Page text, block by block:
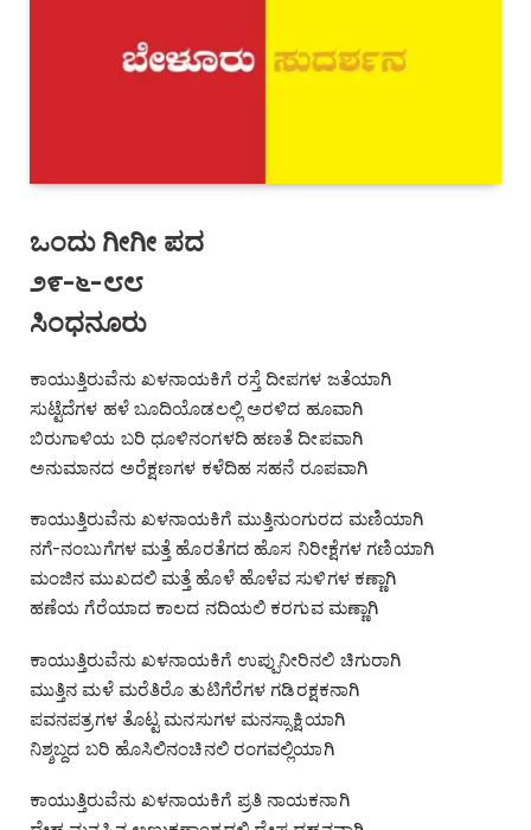
ಒಂದು ಗೀಗೀ ಪದ
೨೯-೬-೮೮
ಸಿಂಧನೂರು
ಕಾಯುತ್ತಿರುವೆನು ಖಳನಾಯಕಿಗೆ ರಸ್ತೆ ದೀಪಗಳ ಜತೆಯಾಗಿ
ಸುಟ್ಟೆದೆಗಳ ಹಳೆ ಬೂದಿಯೊಡಲಲ್ಲಿ ಅರಳಿದ ಹೂವಾಗಿ
ಬಿರುಗಾಳಿಯ ಬರಿ ಧೂಳಿನಂಗಳದಿ ಹಣತೆ ದೀಪವಾಗಿ
ಅನುಮಾನದ ಅರೆಕ್ಷಣಗಳ ಕಳೆದಿಹ ಸಹನೆ ರೂಪವಾಗಿ
ಕಾಯುತ್ತಿರುವೆನು ಖಳನಾಯಕಿಗೆ ಮುತ್ತಿನುಂಗುರದ ಮಣಿಯಾಗಿ
ನಗೆ-ನಂಬುಗೆಗಳ ಮತ್ತೆ ಹೊರತೆಗದ ಹೊಸ ನಿರೀಕ್ಷೆಗಳ ಗಣಿಯಾಗಿ
ಮಂಜಿನ ಮುಖದಲಿ ಮತ್ತೆ ಹೊಳೆ ಹೊಳೆವ ಸುಳಿಗಳ ಕಣ್ಣಾಗಿ
ಹಣೆಯ ಗೆರೆಯಾದ ಕಾಲದ ನದಿಯಲಿ ಕರಗುವ ಮಣ್ಣಾಗಿ
ಕಾಯುತ್ತಿರುವೆನು ಖಳನಾಯಕಿಗೆ ಉಪ್ಪುನೀರಿನಲಿ ಚಿಗುರಾಗಿ
ಮುತ್ತಿನ ಮಳೆ ಮರೆತಿರೊ ತುಟಿಗೆರೆಗಳ ಗಡಿರಕ್ಷಕನಾಗಿ
ಪವನಪತ್ರಗಳ ತೊಟ್ಟ ಮನಸುಗಳ ಮನಸ್ಸಾಕ್ಷಿಯಾಗಿ
ನಿಶ್ಶಬ್ದದ ಬರಿ ಹೊಸಿಲಿನಂಚಿನಲಿ ರಂಗವಲ್ಲಿಯಾಗಿ
ಕಾಯುತ್ತಿರುವೆನು ಖಳನಾಯಕಿಗೆ ಪ್ರತಿ ನಾಯಕನಾಗಿ